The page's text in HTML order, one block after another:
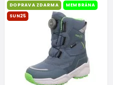
DOPRAVA ZDARMA
MEMBRÁNA
SUN25